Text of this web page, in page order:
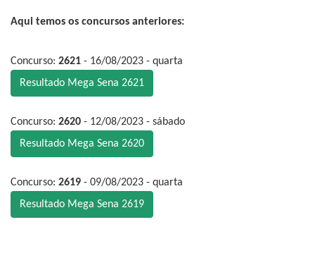
Aqui temos os concursos anteriores:
Concurso: 2621 - 16/08/2023 - quarta
Resultado Mega Sena 2621
Concurso: 2620 - 12/08/2023 - sábado
Resultado Mega Sena 2620
Concurso: 2619 - 09/08/2023 - quarta
Resultado Mega Sena 2619